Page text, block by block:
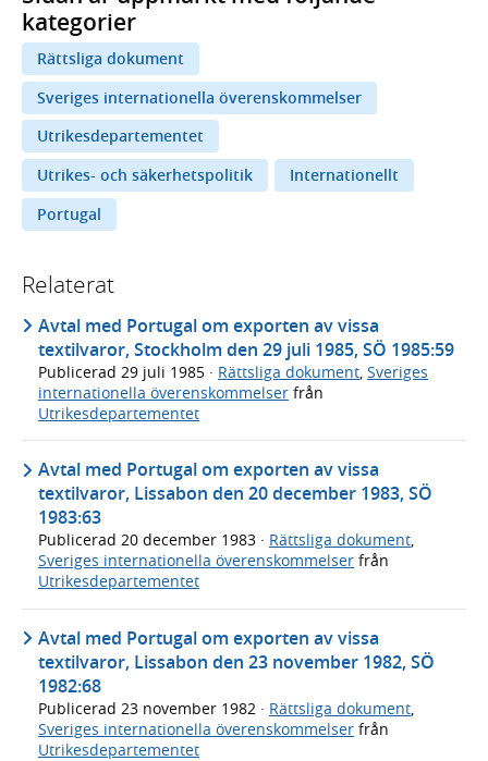
kategorier
Rättsliga dokument
Sveriges internationella överenskommelser
Utrikesdepartementet
Utrikes- och säkerhetspolitik
Internationellt
Portugal
Relaterat
Avtal med Portugal om exporten av vissa
textilvaror, Stockholm den 29 juli 1985, SÖ 1985:59
Publicerad 29 juli 1985 · Rättsliga dokument Sveriges
internationella överenskommelser från
Utrikesdepartementet
Avtal med Portugal om exporten av vissa
textilvaror, Lissabon den 20 december 1983, SÖ
1983:63
Publicerad 20 december 1983 · Rättsliga dokument,
Sveriges internationella överenskommelser från
Utrikesdepartementet
Avtal med Portugal om exporten av vissa
textilvaror, Lissabon den 23 november 1982, SÖ
1982:68
Publicerad 23 november 1982 · Rättsliga dokument,
Sveriges internationella överenskommelser från
Utrikesdepartementet